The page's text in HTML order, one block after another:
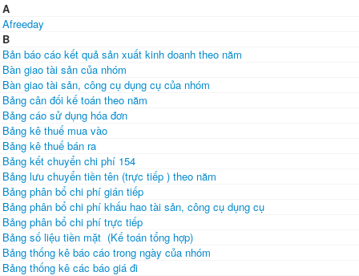
A
Afreeday
B
Bản báo cáo kết quả sản xuất kinh doanh theo năm
Bàn giao tài sản của nhóm
Bàn giao tài sản, công cụ dụng cụ của nhóm
Bảng cân đối kế toán theo năm
Bảng cáo sử dụng hóa đơn
Bảng kê thuế mua vào
Bảng kê thuế bán ra
Bảng kết chuyển chi phí 154
Bảng lưu chuyển tiền tên (trực tiếp ) theo năm
Bảng phân bổ chi phí gián tiếp
Bảng phân bổ chi phí khấu hao tài sản, công cụ dụng cụ
Bảng phân bổ chi phí trực tiếp
Bảng số liệu tiền mặt (Kế toán tổng hợp)
Bảng thống kê báo cáo trong ngày của nhóm
Bảng thống kê các báo giá đi